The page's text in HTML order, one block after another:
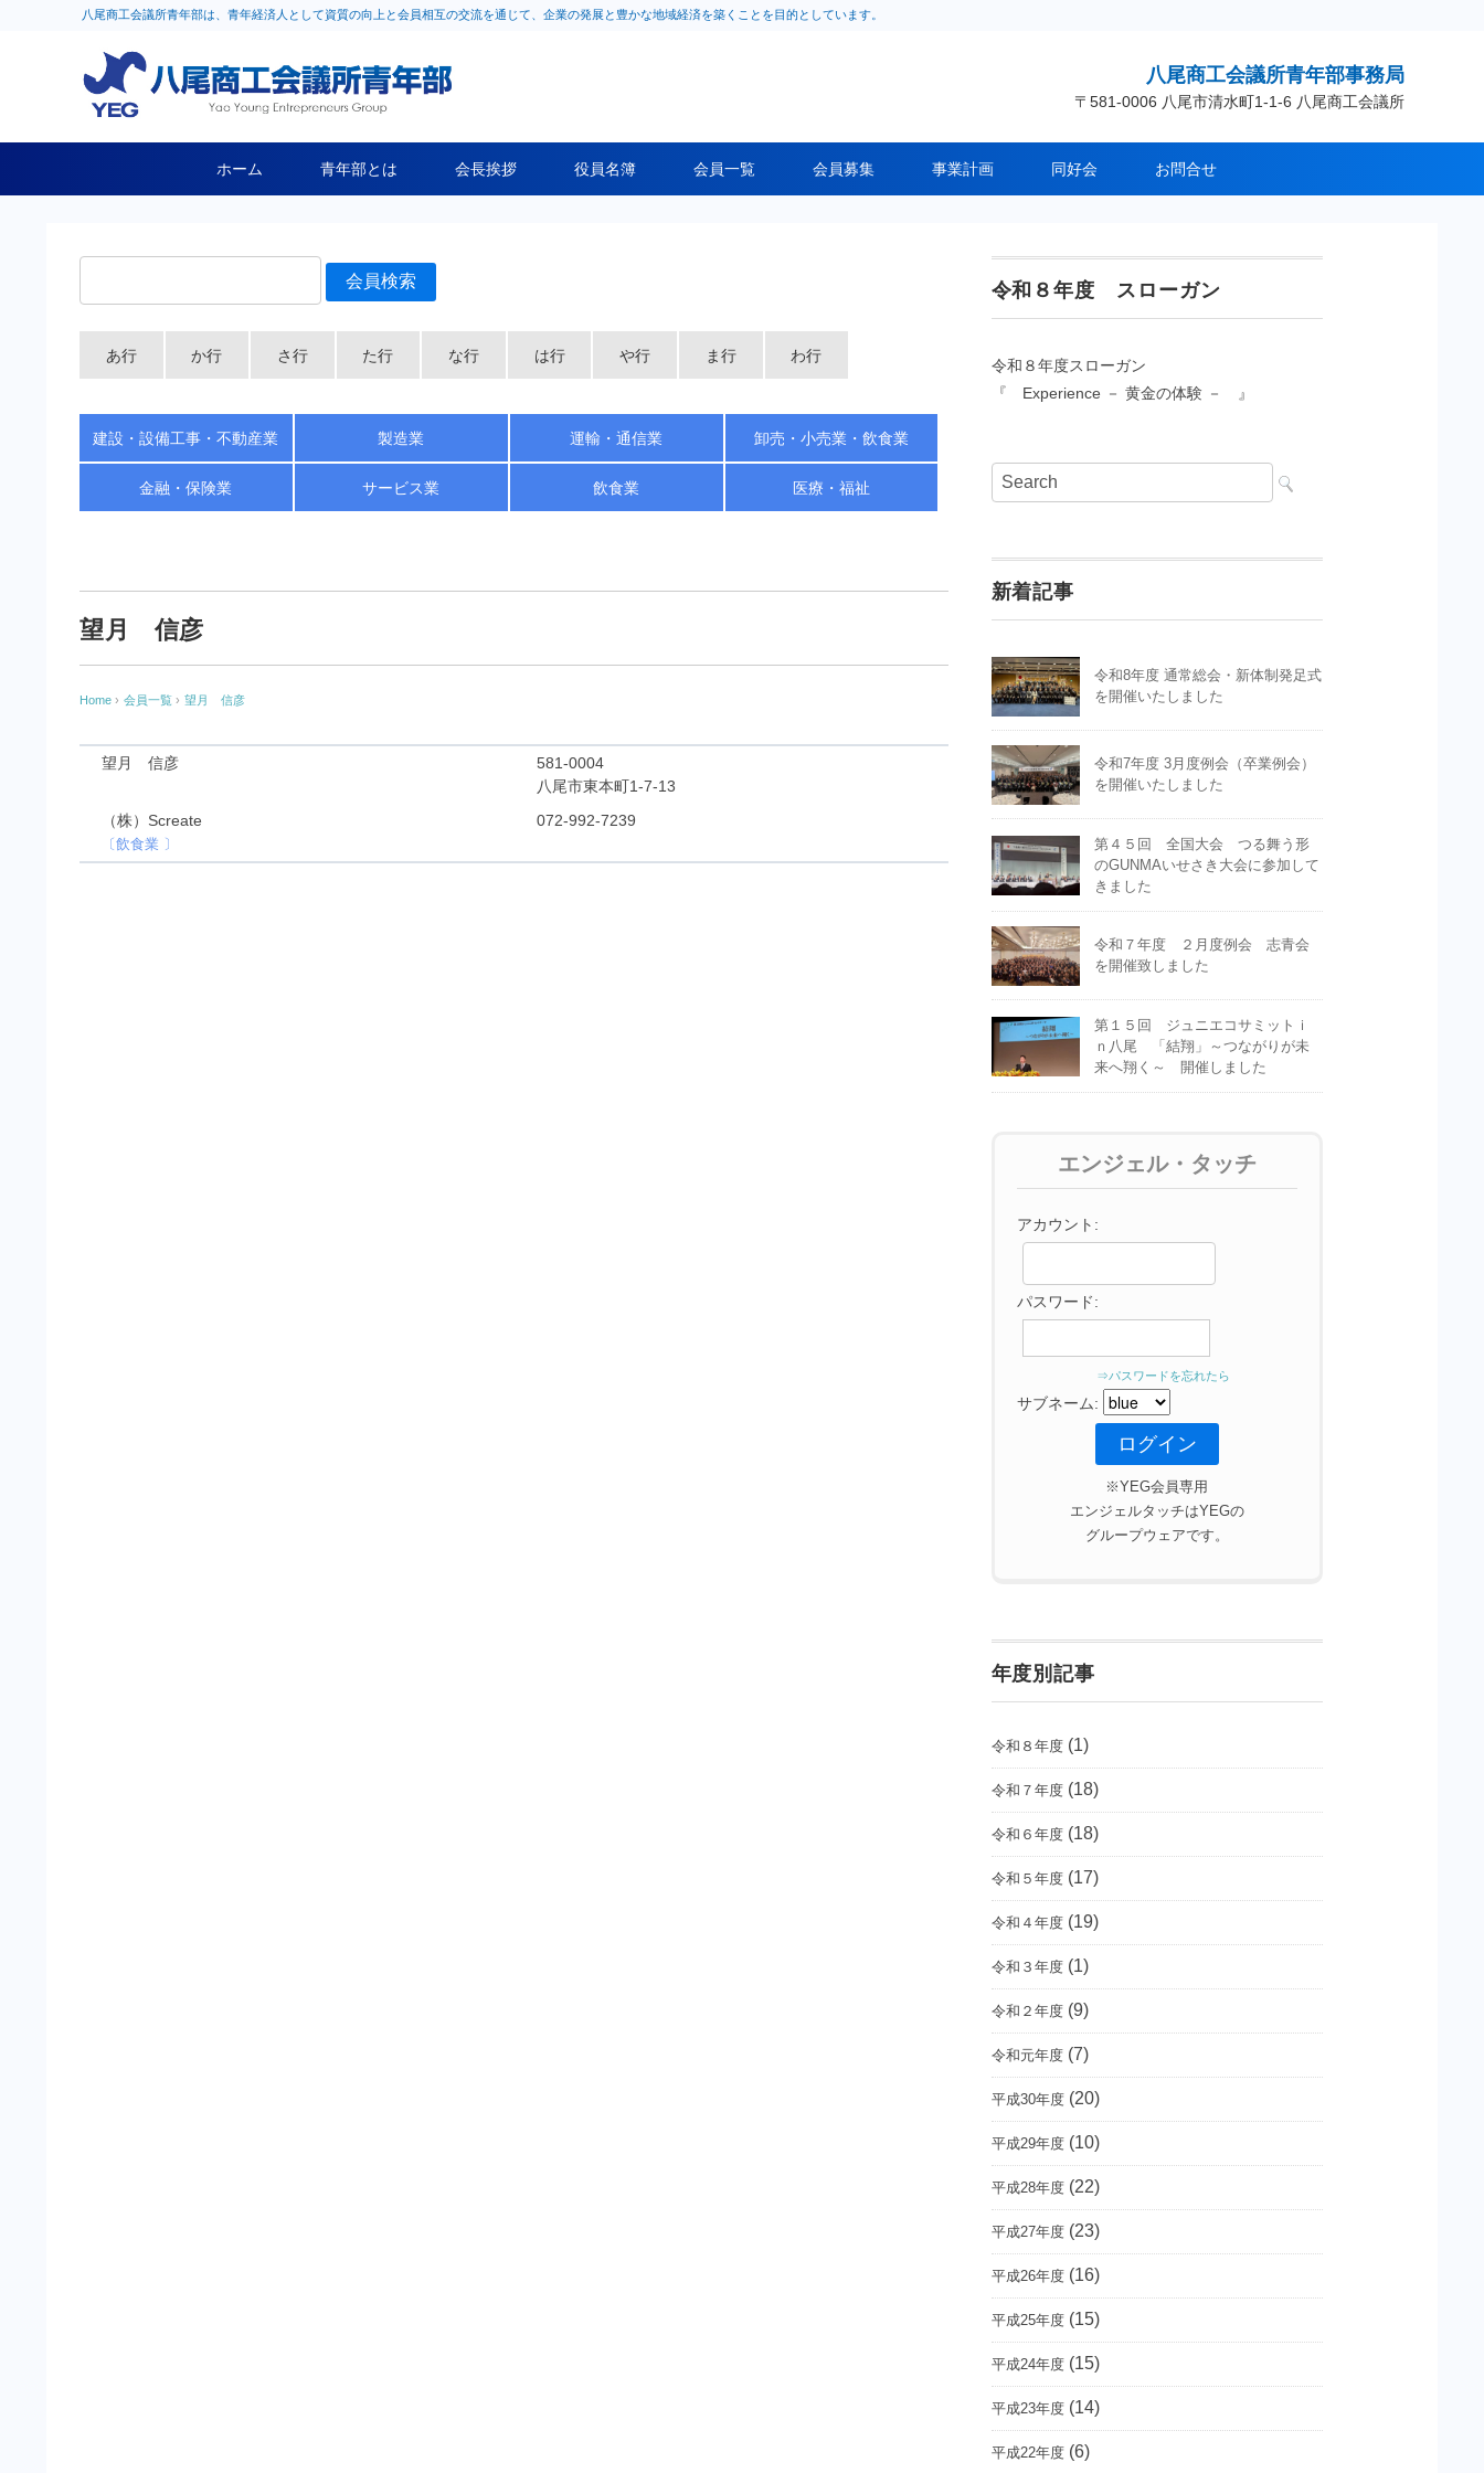
八尾商工会議所青年部は、青年経済人として資質の向上と会員相互の交流を通じて、企業の発展と豊かな地域経済を築くことを目的としています。
八尾商工会議所青年部事務局
〒581-0006 八尾市清水町1-1-6 八尾商工会議所
ホーム 青年部とは 会長挨拶 役員名簿 会員一覧 会員募集 事業計画 同好会 お問合せ
あ行 か行 さ行 た行 な行 は行 や行 ま行 わ行
建設・設備工事・不動産業 製造業 運輸・通信業 卸売・小売業・飲食業
金融・保険業 サービス業 飲食業 医療・福祉
望月 信彦
Home › 会員一覧 › 望月 信彦
望月 信彦
581-0004
八尾市東本町1-7-13
（株）Screate
〔飲食業 〕
072-992-7239
令和８年度 スローガン
令和８年度スローガン
『 Experience － 黄金の体験 － 』
新着記事
令和8年度 通常総会・新体制発足式
を開催いたしました
令和7年度 3月度例会（卒業例会）
を開催いたしました
第４５回 全国大会 つる舞う形
のGUNMAいせさき大会に参加して
きました
令和７年度 ２月度例会 志青会
を開催致しました
第１５回 ジュニエコサミットｉ
ｎ八尾 「結翔」～つながりが未
来へ翔く～ 開催しました
エンジェル・タッチ
アカウント:
パスワード:
⇒パスワードを忘れたら
サブネーム:
※YEG会員専用
エンジェルタッチはYEGの
グループウェアです。
年度別記事
令和８年度(1)
令和７年度(18)
令和６年度(18)
令和５年度(17)
令和４年度(19)
令和３年度(1)
令和２年度(9)
令和元年度(7)
平成30年度(20)
平成29年度(10)
平成28年度(22)
平成27年度(23)
平成26年度(16)
平成25年度(15)
平成24年度(15)
平成23年度(14)
平成22年度(6)